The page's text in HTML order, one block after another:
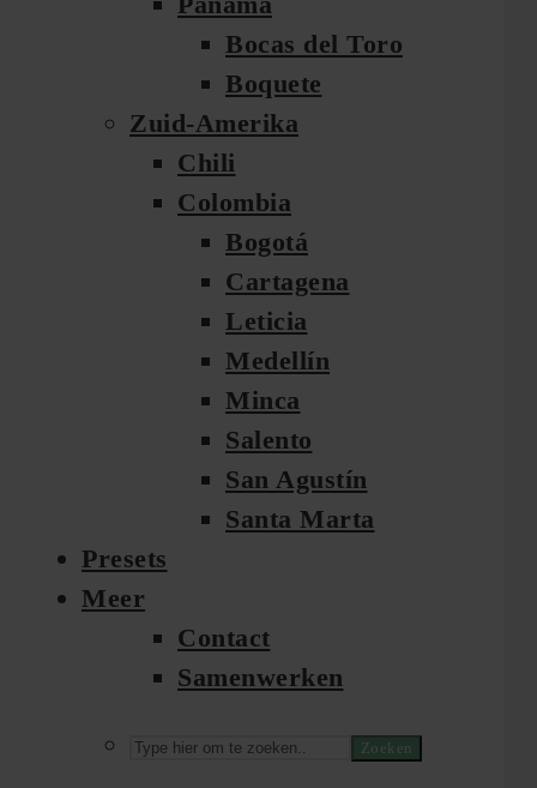
Bocas del Toro
Boquete
Zuid-Amerika
Chili
Colombia
Bogotá
Cartagena
Leticia
Medellín
Minca
Salento
San Agustín
Santa Marta
Presets
Meer
Contact
Samenwerken
Zoeken